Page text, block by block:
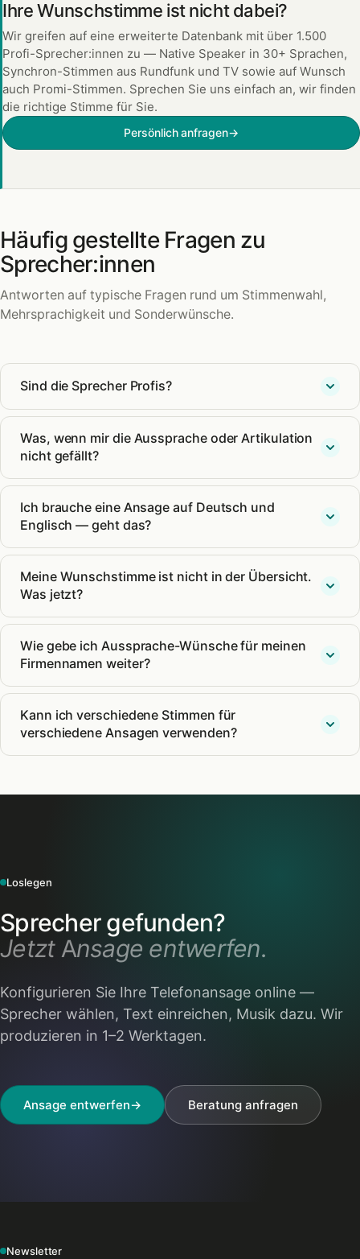
Ihre Wunschstimme ist nicht dabei?
Wir greifen auf eine erweiterte Datenbank mit über 1.500
Profi-Sprecher:innen zu — Native Speaker in 30+ Sprachen,
Synchron-Stimmen aus Rundfunk und TV sowie auf Wunsch
auch Promi-Stimmen. Sprechen Sie uns einfach an, wir finden
die richtige Stimme für Sie.
Persönlich anfragen→
Häufig gestellte Fragen zu
Sprecher:innen
Antworten auf typische Fragen rund um Stimmenwahl,
Mehrsprachigkeit und Sonderwünsche.
Sind die Sprecher Profis?
Was, wenn mir die Aussprache oder Artikulation
nicht gefällt?
Ich brauche eine Ansage auf Deutsch und
Englisch — geht das?
Meine Wunschstimme ist nicht in der Übersicht.
Was jetzt?
Wie gebe ich Aussprache-Wünsche für meinen
Firmennamen weiter?
Kann ich verschiedene Stimmen für
verschiedene Ansagen verwenden?
Loslegen
Sprecher gefunden?
Jetzt Ansage entwerfen.
Konfigurieren Sie Ihre Telefonansage online —
Sprecher wählen, Text einreichen, Musik dazu. Wir
produzieren in 1–2 Werktagen.
Ansage entwerfen→ Beratung anfragen
Newsletter